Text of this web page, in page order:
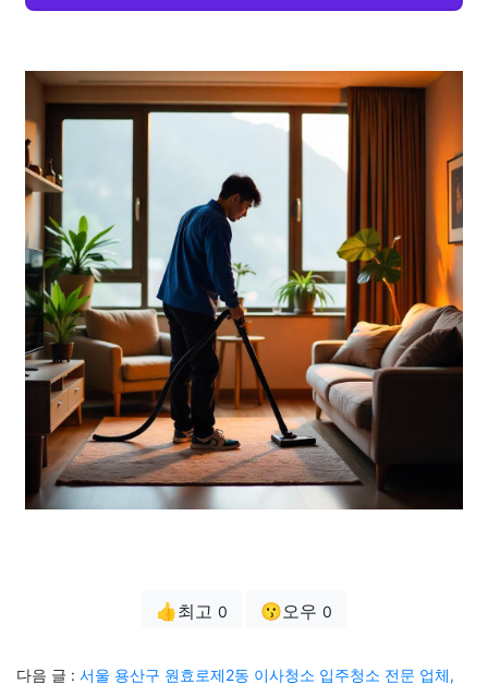
👍최고 0 😗오우 0
다음 글 : 서울 용산구 원효로제2동 이사청소 입주청소 전문 업체,